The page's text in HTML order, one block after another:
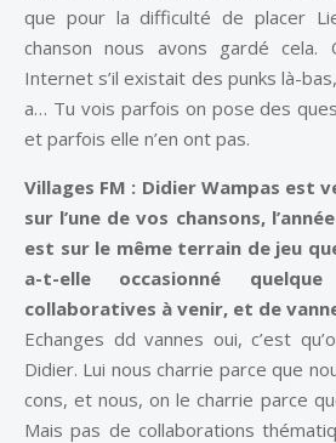
que pour la difficulté de placer
chanson nous avons gardé
Internet s’il existait des punks là-
a… Tu vois parfois on pose des
et parfois elle n’en ont pas.
Villages FM : Didier Wampas est
sur l’une de vos chansons,
est sur le même terrain de jeu
a-t-elle occasionné quelque
collaboratives à venir, et de
Echanges dd vannes oui, c’est
Didier. Lui nous charrie parce que
cons, et nous, on le charrie parce
Mais pas de collaborations